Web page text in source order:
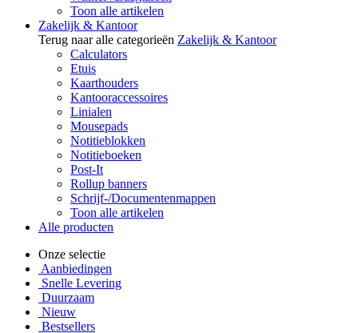
Toon alle artikelen
Zakelijk & Kantoor
Terug naar alle categorieën Zakelijk & Kantoor
Calculators
Etuis
Kaarthouders
Kantooraccessoires
Linialen
Mousepads
Notitieblokken
Notitieboeken
Post-It
Rollup banners
Schrijf-/Documentenmappen
Toon alle artikelen
Alle producten
Onze selectie
Aanbiedingen
Snelle Levering
Duurzaam
Nieuw
Bestsellers